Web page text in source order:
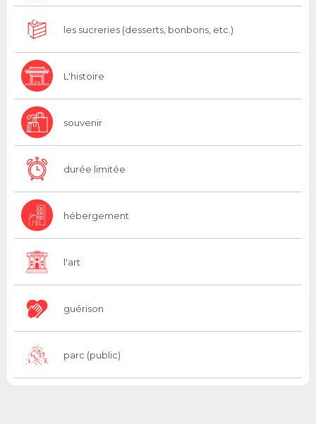
les sucreries (desserts, bonbons, etc.)
L'histoire
souvenir
durée limitée
hébergement
l'art
guérison
parc (public)